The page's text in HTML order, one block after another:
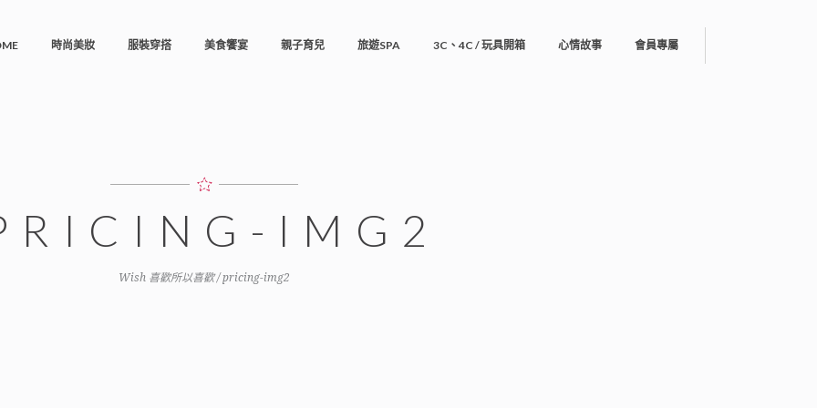
時尚美妝 服裝穿搭 美食饗宴 親子育兒 旅遊SPA 3C、4C / 玩具開箱 心情故事 會員專屬
IMG2
Wish 喜歡所以喜歡/pricing-img2